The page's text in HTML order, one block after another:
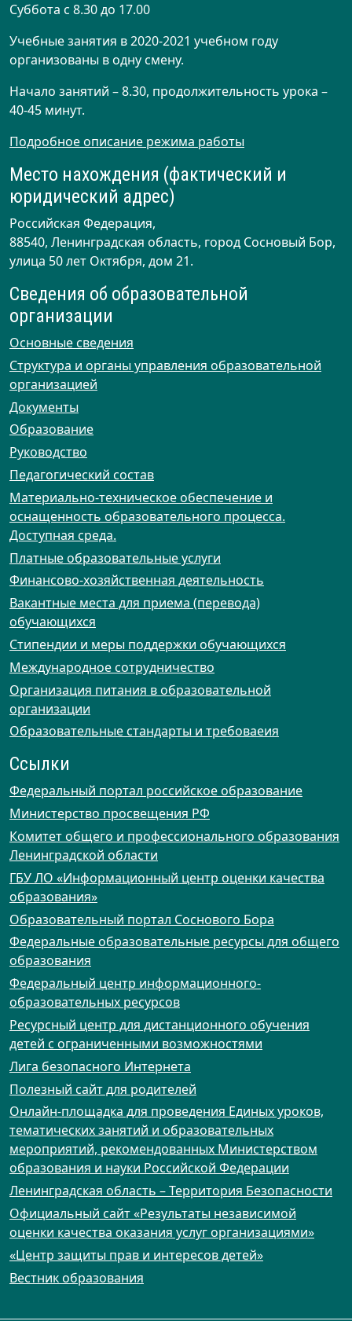
Суббота с 8.30 до 17.00
Учебные занятия в 2020-2021 учебном году
организованы в одну смену.
Начало занятий – 8.30, продолжительность урока –
40-45 минут.
Подробное описание режима работы
Место нахождения (фактический и
юридический адрес)
Российская Федерация,
88540, Ленинградская область, город Сосновый Бор,
улица 50 лет Октября, дом 21.
Сведения об образовательной
организации
Основные сведения
Структура и органы управления образовательной
организацией
Документы
Образование
Руководство
Педагогический состав
Материально-техническое обеспечение и
оснащенность образовательного процесса.
Доступная среда.
Платные образовательные услуги
Финансово-хозяйственная деятельность
Вакантные места для приема (перевода)
обучающихся
Стипендии и меры поддержки обучающихся
Международное сотрудничество
Организация питания в образовательной
организации
Образовательные стандарты и требоваеия
Ссылки
Федеральный портал российское образование
Министерство просвещения РФ
Комитет общего и профессионального образования
Ленинградской области
ГБУ ЛО «Информационный центр оценки качества
образования»
Образовательный портал Соснового Бора
Федеральные образовательные ресурсы для общего
образования
Федеральный центр информационного-
образовательных ресурсов
Ресурсный центр для дистанционного обучения
детей с ограниченными возможностями
Лига безопасного Интернета
Полезный сайт для родителей
Онлайн-площадка для проведения Единых уроков,
тематических занятий и образовательных
мероприятий, рекомендованных Министерством
образования и науки Российской Федерации
Ленинградская область – Территория Безопасности
Официальный сайт «Результаты независимой
оценки качества оказания услуг организациями»
«Центр защиты прав и интересов детей»
Вестник образования